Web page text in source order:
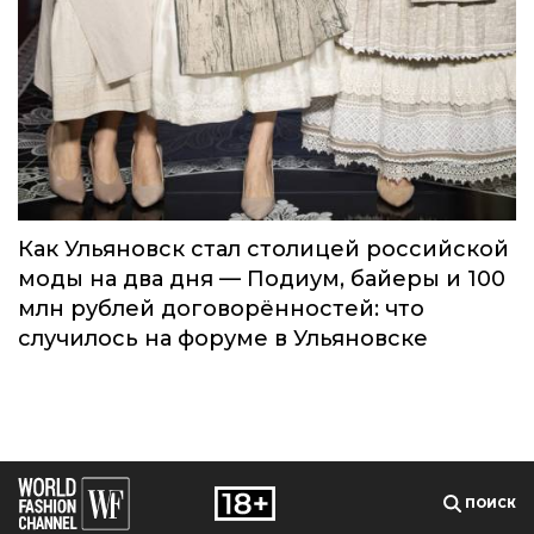
Как Ульяновск стал столицей российской
моды на два дня — Подиум, байеры и 100
млн рублей договорённостей: что
случилось на форуме в Ульяновске
ПОИСК